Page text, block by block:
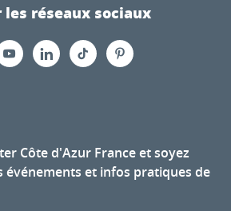
les réseaux sociaux
Côte d'Azur France et soyez
événements et infos pratiques de